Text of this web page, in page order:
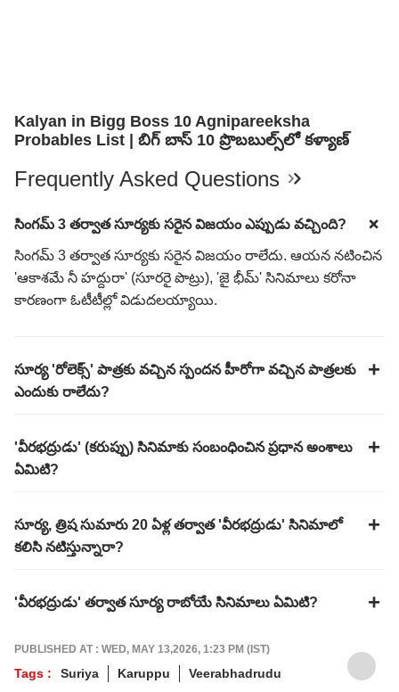
Kalyan in Bigg Boss 10 Agnipareeksha
Probables List | బిగ్ బాస్ 10 ప్రొబబుల్స్‌లో కళ్యాణ్
Frequently Asked Questions
సింగమ్ 3 తర్వాత సూర్యకు సరైన విజయం ఎప్పుడు వచ్చింది?
సింగమ్ 3 తర్వాత సూర్యకు సరైన విజయం రాలేదు. ఆయన నటించిన
'ఆకాశమే నీ హద్దురా' (సూరరై పొట్రు), 'జై భీమ్' సినిమాలు కరోనా
కారణంగా ఓటీటీల్లో విడుదలయ్యాయి.
సూర్య 'రోలెక్స్' పాత్రకు వచ్చిన స్పందన హీరోగా వచ్చిన పాత్రలకు
ఎందుకు రాలేదు?
'వీరభద్రుడు' (కరుప్పు) సినిమాకు సంబంధించిన ప్రధాన అంశాలు
ఏమిటి?
సూర్య, త్రిష సుమారు 20 ఏళ్ల తర్వాత 'వీరభద్రుడు' సినిమాలో
కలిసి నటిస్తున్నారా?
'వీరభద్రుడు' తర్వాత సూర్య రాబోయే సినిమాలు ఏమిటి?
PUBLISHED AT : WED, MAY 13,2026, 1:23 PM (IST)
Tags : Suriya Karuppu Veerabhadrudu